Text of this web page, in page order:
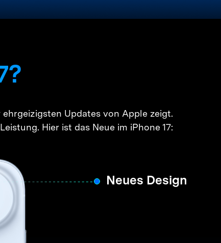
Updates von Apple zeigt.
Hier ist das Neue im iPhone 17:
Neues Design